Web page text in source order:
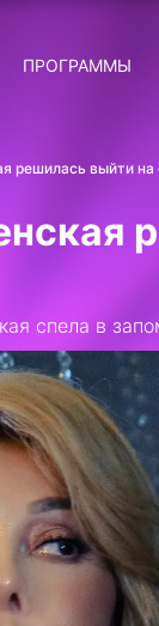
ПРОГРАММЫ
СТАТУС: В СЕТИ
ЛИЧНЫЙ
ДОТЯНИСЬ ДО
решилась выйти на
спела в